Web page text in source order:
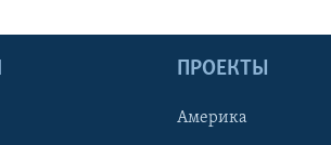
ПРОЕКТЫ
Америка